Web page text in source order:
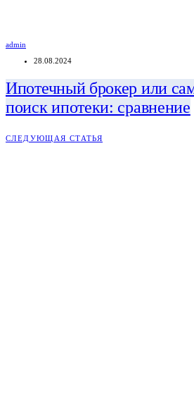
admin
28.08.2024
Ипотечный брокер или
поиск ипотеки: сравнение
СЛЕДУЮЩАЯ СТАТЬЯ